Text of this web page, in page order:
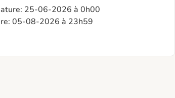
25-06-2026 à 0h00
05-08-2026 à 23h59